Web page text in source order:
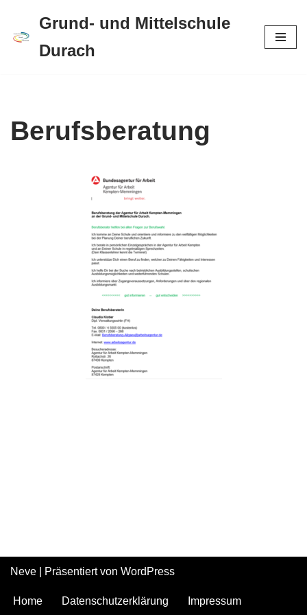
Zum
Grund- und Mittelschule
Durach
Berufsberatung
Neve | Präsentiert von WordPress
Home Datenschutzerklärung Impressum